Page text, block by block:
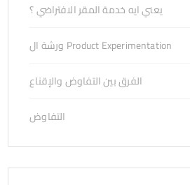
يعني ايه خدمة المقر الافتراضي ؟
ورشة ال Product Experimentation
الفرق بين التفاوض والإقناع
التفاوض